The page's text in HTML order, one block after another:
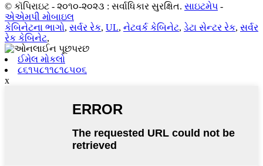
© કૉપિરાઇટ - ૨૦૧૦-૨૦૨૩ : સર્વાધિકાર સુરક્ષિત. સાઇટમેપ -
એએમપી મોબાઇલ
કેબિનેટના ભાગો, સર્વર રેક, UL, નેટવર્ક કેબિનેટ, ડેટા સેન્ટર રેક, સર્વર
રેક કેબિનેટ,
ઈમેલ મોકલો
૮૬૧૫૮૧૧૮૧૮૫૦૬
x